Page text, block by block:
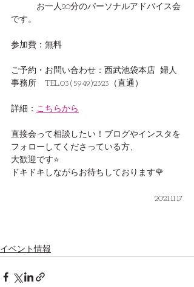
お一人20分のパーソナルアドバイス会
です。
参加費：無料
ご予約・お問い合わせ：西武池袋本店  婦人
事務所　TEL.03(5949)2323（直通）
詳細： こちらから
直接会って相談したい！ブログやインスタを
フォローしてくださっている方、
大歓迎です⭐️
ドキドキしながらお待ちしております🌹
2021.11.17
イベント情報